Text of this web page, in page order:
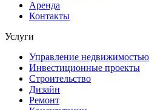
Аренда
Контакты
Услуги
Управление недвижимостью
Инвестиционные проекты
Строительство
Дизайн
Ремонт